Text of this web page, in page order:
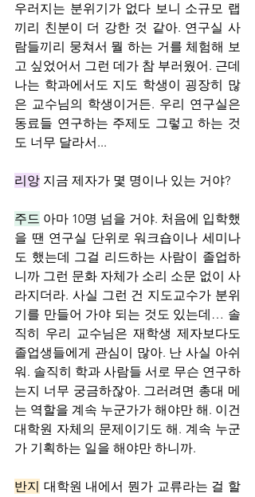
우러지는 분위기가 없다 보니 소규모 랩
끼리 친분이 더 강한 것 같아. 연구실 사
람들끼리 뭉쳐서 뭘 하는 거를 체험해 보
고 싶었어서 그런 데가 참 부러웠어. 근데
나는 학과에서도 지도 학생이 굉장히 많
은 교수님의 학생이거든. 우리 연구실은
동료들 연구하는 주제도 그렇고 하는 것
도 너무 달라서...
리앙 지금 제자가 몇 명이나 있는 거야?
주드 아마 10명 넘을 거야. 처음에 입학했
을 땐 연구실 단위로 워크숍이나 세미나
도 했는데 그걸 리드하는 사람이 졸업하
니까 그런 문화 자체가 소리 소문 없이 사
라지더라. 사실 그런 건 지도교수가 분위
기를 만들어 가야 되는 것도 있는데… 솔
직히 우리 교수님은 재학생 제자보다도
졸업생들에게 관심이 많아. 난 사실 아쉬
워. 솔직히 학과 사람들 서로 무슨 연구하
는지 너무 궁금하잖아. 그러려면 총대 메
는 역할을 계속 누군가가 해야만 해. 이건
대학원 자체의 문제이기도 해. 계속 누군
가 기획하는 일을 해야만 하니까.
반지 대학원 내에서 뭔가 교류라는 걸 할